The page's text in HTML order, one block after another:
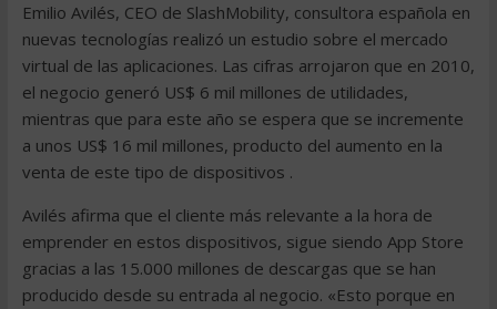
Emilio Avilés, CEO de SlashMobility, consultora española en
nuevas tecnologías realizó un estudio sobre el mercado
virtual de las aplicaciones. Las cifras arrojaron que en 2010,
el negocio generó US$ 6 mil millones de utilidades,
mientras que para este año se espera que se incremente
a unos US$ 16 mil millones, producto del aumento en la
venta de este tipo de dispositivos .
Avilés afirma que el cliente más relevante a la hora de
emprender en estos dispositivos, sigue siendo App Store
gracias a las 15.000 millones de descargas que se han
producido desde su entrada al negocio. «Esto porque en